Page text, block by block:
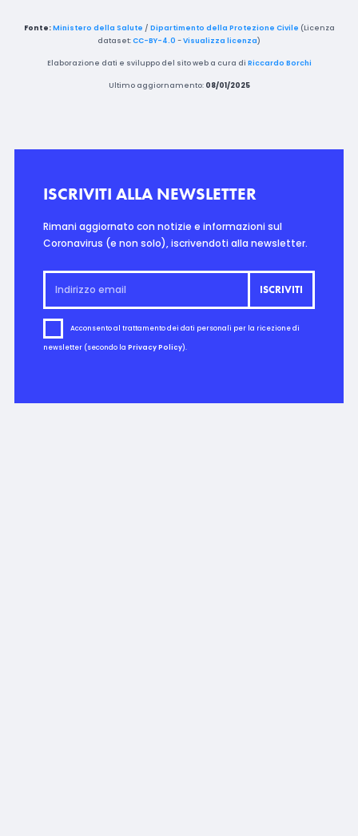
Fonte: Ministero della Salute / Dipartimento della Protezione Civile (Licenza
dataset:CC-BY-4.0 -Visualizza licenza)
Elaborazione dati e sviluppo del sito web a cura di Riccardo Borchi
Ultimo aggiornamento: 08/01/2025
ISCRIVITI ALLA NEWSLETTER
Rimani aggiornato con notizie e informazioni sul
Coronavirus (e non solo), iscrivendoti alla newsletter.
Acconsento al trattamento dei dati personali per la ricezione di
newsletter (secondo la Privacy Policy).